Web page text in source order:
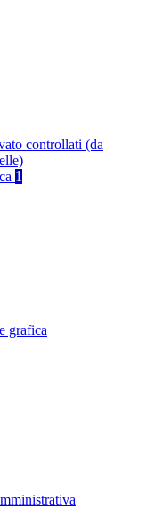
controllati (da
1
grafica